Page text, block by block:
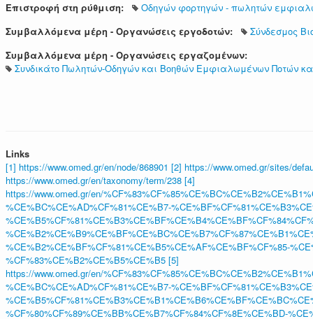
Επιστροφή στη ρύθμιση:
Οδηγών φορτηγών - πωλητών
Συμβαλλόμενα μέρη - Οργανώσεις εργοδοτών:
Σύνδεσμος
Συμβαλλόμενα μέρη - Οργανώσεις εργαζομένων:
Συνδικάτο Πωλητών-Οδηγών και Βοηθών Εμφιαλωμένων Ποτών
Links
[1] https://www.omed.gr/en/node/868901 [2] https://www.omed.gr/sites/
https://www.omed.gr/en/taxonomy/term/238 [4]
https://www.omed.gr/en/
%CE%BC%CE%AD%CF%81%CE%B7-
%CE%B2%CE%BF%CF%81%CE%B5%CE%AF%CE%BF%CF%85-
%CF%83%CE%B2%CE%B5%CE%B5 [5]
https://www.omed.gr/en/
%CE%BC%CE%AD%CF%81%CE%B7-
%CF%80%CF%89%CE%BB%CE%B7%CF%84%CF%8E%CE%BD-